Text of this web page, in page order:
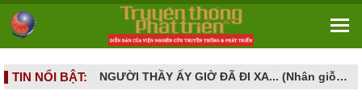
TIN NỔI BẬT:NGƯỜI CAO TUỔI VÀ NHỮNG CẠM BẪY DỊCH VỤ HIỆN ĐẠI - Khi khát vọng sống vui ở tuổi già bị dẫn dụ vào mê cung hợp đồng kỳ nghỉ NGƯỜI THẦY ẤY GIỜ ĐÃ ĐI XA... (Nhân giỗ đầu GS.TS. Nguyễn Đình Tấn - 16/6/2026 tức ngày 02.5 âm lịch)